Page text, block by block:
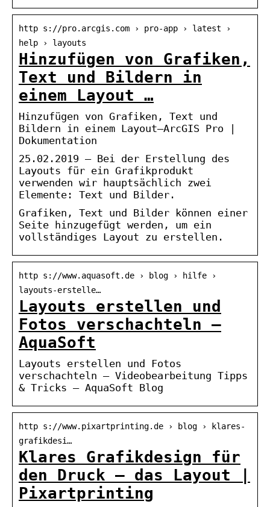
http s://pro.arcgis.com › pro-app › latest ›
help › layouts
Hinzufügen von Grafiken,
Text und Bildern in
einem Layout …
Hinzufügen von Grafiken, Text und
Bildern in einem Layout—ArcGIS Pro |
Dokumentation
25.02.2019 — Bei der Erstellung des
Layouts für ein Grafikprodukt
verwenden wir hauptsächlich zwei
Elemente: Text und Bilder.
Grafiken, Text und Bilder können einer
Seite hinzugefügt werden, um ein
vollständiges Layout zu erstellen.
http s://www.aquasoft.de › blog › hilfe ›
layouts-erstelle…
Layouts erstellen und
Fotos verschachteln –
AquaSoft
Layouts erstellen und Fotos
verschachteln – Videobearbeitung Tipps
& Tricks – AquaSoft Blog
http s://www.pixartprinting.de › blog › klares-
grafikdesi…
Klares Grafikdesign für
den Druck – das Layout |
Pixartprinting